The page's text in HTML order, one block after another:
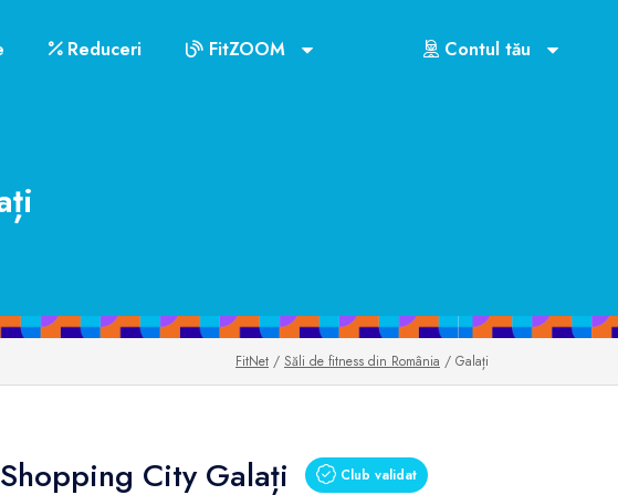
Reduceri FitZOOM Contul tău
FitNet / Săli de fitness din România / Galați
City Galați Club validat